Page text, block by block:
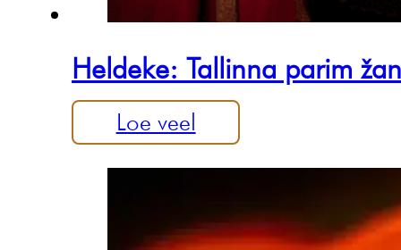
Heldeke: Tallinna parim
Loe veel